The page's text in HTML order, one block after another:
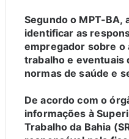
Segundo o MPT-BA,
identificar as
empregador sobre o
trabalho e eventuais
normas de saúde e
De acordo com o
informações à
Trabalho da Bahia